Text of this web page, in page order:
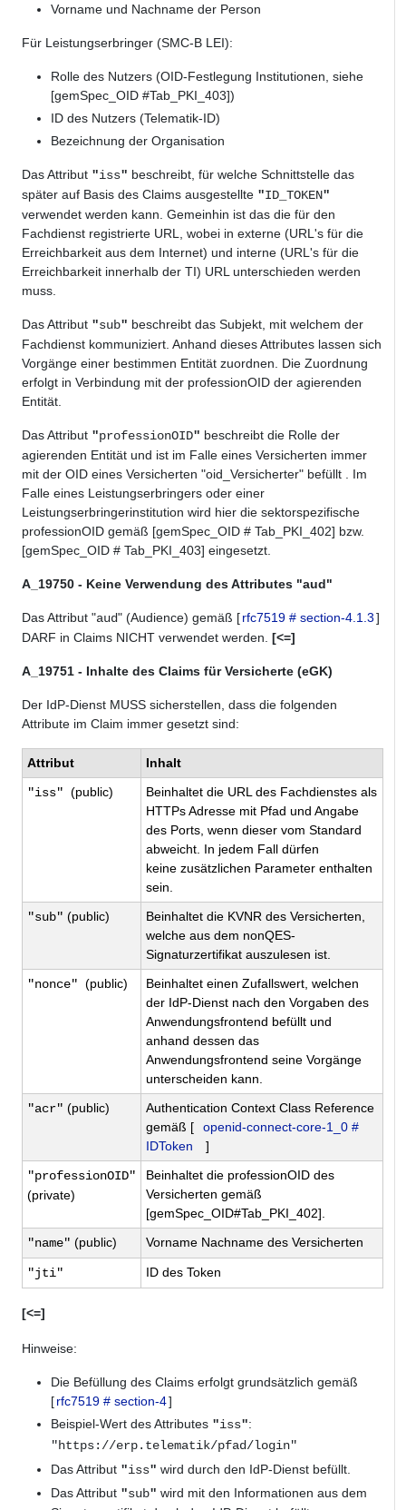
Vorname und Nachname der Person
Für Leistungserbringer (SMC-B LEI):
Rolle des Nutzers (OID-Festlegung Institutionen, siehe
[gemSpec_OID #Tab_PKI_403])
ID des Nutzers (Telematik-ID)
Bezeichnung der Organisation
Das Attribut "iss" beschreibt, für welche Schnittstelle das
später auf Basis des Claims ausgestellte "ID_TOKEN"
verwendet werden kann. Gemeinhin ist das die für den
Fachdienst registrierte URL, wobei in externe (URL's für die
Erreichbarkeit aus dem Internet) und interne (URL's für die
Erreichbarkeit innerhalb der TI) URL unterschieden werden
muss.
Das Attribut "sub" beschreibt das Subjekt, mit welchem der
Fachdienst kommuniziert. Anhand dieses Attributes lassen sich
Vorgänge einer bestimmen Entität zuordnen. Die Zuordnung
erfolgt in Verbindung mit der professionOID der agierenden
Entität.
Das Attribut "professionOID" beschreibt die Rolle der
agierenden Entität und ist im Falle eines Versicherten immer
mit der OID eines Versicherten "oid_Versicherter" befüllt . Im
Falle eines Leistungserbringers oder einer
Leistungserbringerinstitution wird hier die sektorspezifische
professionOID gemäß [gemSpec_OID # Tab_PKI_402] bzw.
[gemSpec_OID # Tab_PKI_403] eingesetzt.
A_19750 - Keine Verwendung des Attributes "aud"
Das Attribut "aud" (Audience) gemäß [rfc7519 # section-4.1.3]
DARF in Claims NICHT verwendet werden. [<=]
A_19751 - Inhalte des Claims für Versicherte (eGK)
Der IdP-Dienst MUSS sicherstellen, dass die folgenden
Attribute im Claim immer gesetzt sind:
Attribut Inhalt
"iss" (public)
Beinhaltet die URL des Fachdienstes als
HTTPsAdresse mit Pfad und Angabe
des Ports, wenn dieser vom Standard
abweicht. In jedem Fall dürfen
keine zusätzlichen Parameter enthalten
sein.
"sub" (public)
Beinhaltet die KVNR des Versicherten,
welche aus dem nonQES-
Signaturzertifikat auszulesen ist.
"nonce" (public)
Beinhaltet einen Zufallswert, welchen
der IdP-Dienst nach den Vorgaben des
Anwendungsfrontend befüllt und
anhand dessen das
Anwendungsfrontend seine Vorgänge
unterscheiden kann.
"acr" (public)
Authentication Context Class Reference
gemäß [
openid-connect-core-1_0 #
IDToken
]
"professionOID"
(private)
Beinhaltet die professionOID des
Versicherten gemäß
[gemSpec_OID#Tab_PKI_402].
"name" (public) Vorname Nachname des Versicherten
"jti" ID des Token
[<=]
Hinweise:
Die Befüllung des Claims erfolgt grundsätzlich gemäß
[rfc7519 # section-4]
Beispiel-Wert des Attributes "iss":
"https://erp.telematik/pfad/login"
Das Attribut "iss" wird durch den IdP-Dienst befüllt.
Das Attribut "sub" wird mit den Informationen aus dem